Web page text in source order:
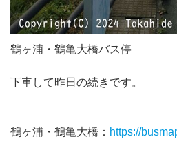
鶴ヶ浦・鶴亀大橋バス停
下車して昨日の続きです。
鶴ヶ浦・鶴亀大橋： https://